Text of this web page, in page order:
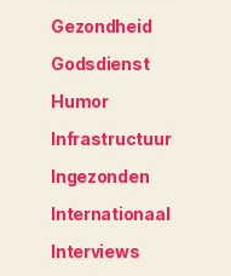
Gezondheid
Godsdienst
Humor
Infrastructuur
Ingezonden
Internationaal
Interviews